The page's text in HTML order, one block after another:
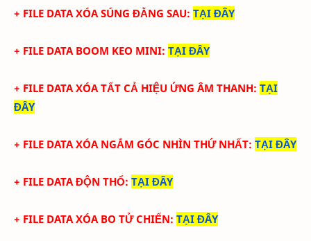
+ FILE DATA XÓA SÚNG ĐẰNG SAU: TẠI ĐÂY
+ FILE DATA BOOM KEO MINI: TẠI ĐÂY
+ FILE DATA XÓA TẤT CẢ HIỆU ỨNG ÂM THANH: TẠI
ĐÂY
+ FILE DATA XÓA NGẮM GÓC NHÌN THỨ NHẤT: TẠI ĐÂY
+ FILE DATA ĐỘN THỔ: TẠI ĐÂY
+ FILE DATA XÓA BO TỬ CHIẾN: TẠI ĐÂY